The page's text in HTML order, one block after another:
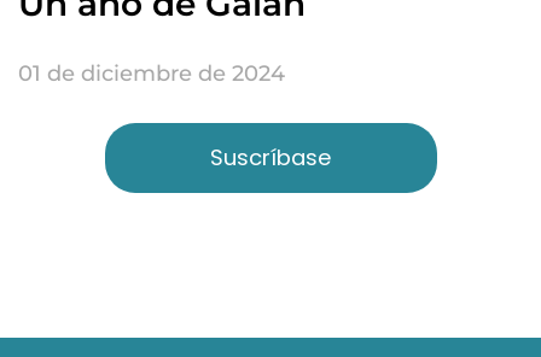
01 de diciembre de 2024
Suscríbase